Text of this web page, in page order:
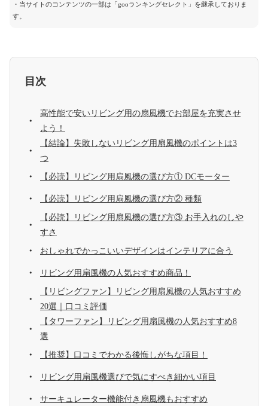
・当サイトのコンテンツの一部は「gooランキングセレクト」を継承しておりま
す。
目次
高性能で安いリビング用の扇風機でお部屋を充実させ
よう！
【結論】失敗しないリビング用扇風機のポイントは3
つ
【必読】リビング用扇風機の選び方① DCモーター
【必読】リビング用扇風機の選び方② 種類
【必読】リビング用扇風機の選び方③ お手入れのしや
すさ
おしゃれでかっこいいデザインはインテリアに合う
リビング用扇風機の人気おすすめ商品！
【リビングファン】リビング用扇風機の人気おすすめ
20選｜口コミ評価
【タワーファン】リビング用扇風機の人気おすすめ8
選
【推奨】口コミでわかる後悔しがちな項目！
リビング用扇風機選びで気にすべき細かい項目
サーキュレーター機能付き扇風機もおすすめ